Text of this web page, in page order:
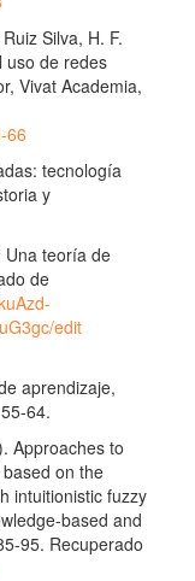
Silva, H. F.
uso de redes
Vivat Academia,
66
tecnología
y
Una teoría de
de
edit
aprendizaje,
64.
Approaches to
on the
intuitionistic fuzzy
based and
95. Recuperado